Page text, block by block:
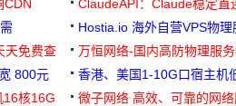
CDN ClaudeAPI：Claude稳定直
Hostia.io 海外自营VPS物理
天免费查
万恒网络-国内高防物理服
99元/月起
800元 香港、美国1-10G口宿主机
16核16G
微子网络 高效、可靠的网